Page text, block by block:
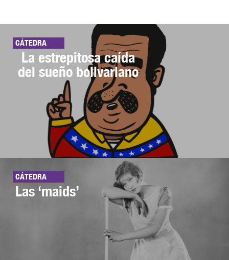
CÁTEDRA
La estrepitosa caída
del sueño bolivariano
CÁTEDRA
Las ‘maids’